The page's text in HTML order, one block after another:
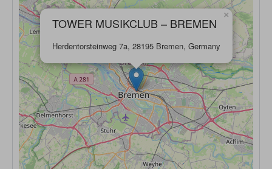
TOWER MUSIKCLUB – BREMEN
Herdentorsteinweg 7a, 28195 Bremen, Germany
×